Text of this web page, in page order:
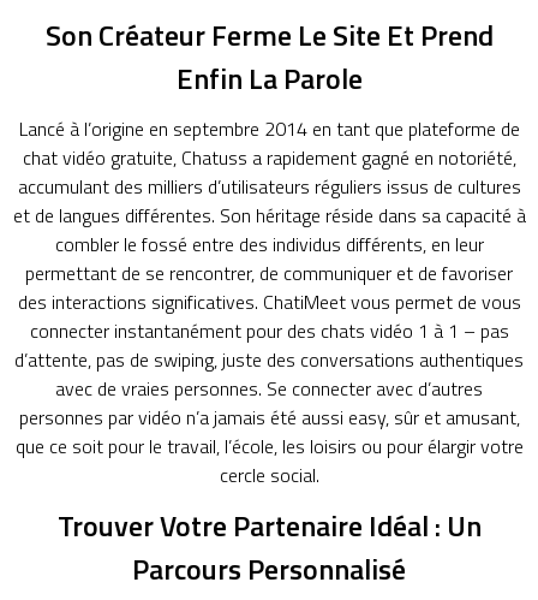
Son Créateur Ferme Le Site Et Prend
Enfin La Parole
Lancé à l’origine en septembre 2014 en tant que plateforme de
chat vidéo gratuite, Chatuss a rapidement gagné en notoriété,
accumulant des milliers d’utilisateurs réguliers issus de cultures
et de langues différentes. Son héritage réside dans sa capacité à
combler le fossé entre des individus différents, en leur
permettant de se rencontrer, de communiquer et de favoriser
des interactions significatives. ChatiMeet vous permet de vous
connecter instantanément pour des chats vidéo 1 à 1 – pas
d’attente, pas de swiping, juste des conversations authentiques
avec de vraies personnes. Se connecter avec d’autres
personnes par vidéo n’a jamais été aussi easy, sûr et amusant,
que ce soit pour le travail, l’école, les loisirs ou pour élargir votre
cercle social.
Trouver Votre Partenaire Idéal : Un
Parcours Personnalisé